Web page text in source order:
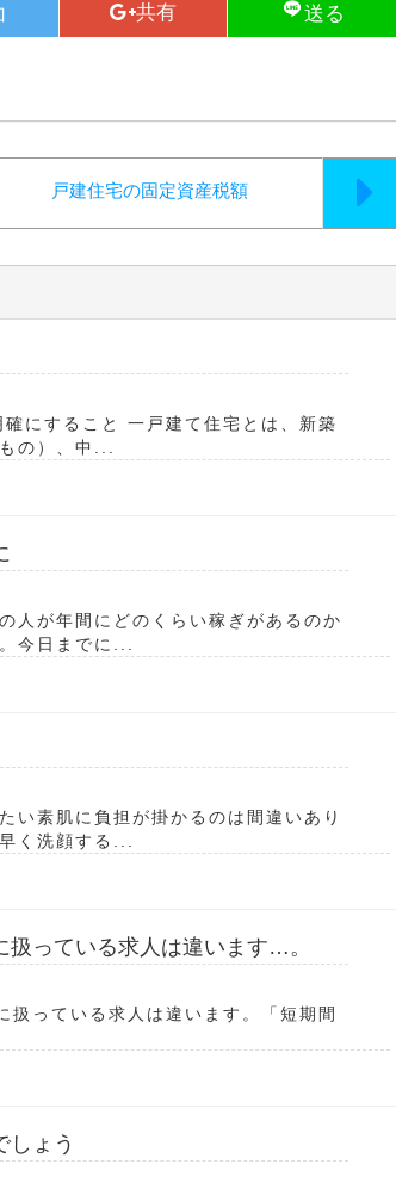
戸建住宅の固定資産税額
にすること 一戸建て住宅とは、新築
の）、中...
人が年間にどのくらい稼ぎがあるのか
今日までに...
い素肌に負担が掛かるのは間違いあり
く洗顔する...
っている求人は違います…。
っている求人は違います。「短期間
しょう